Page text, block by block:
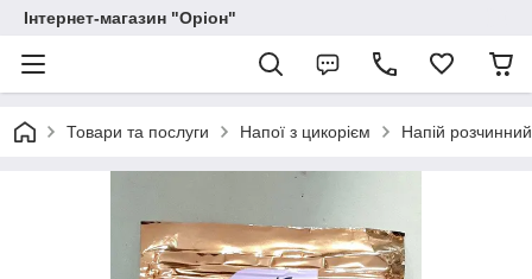
Інтернет-магазин "Оріон"
Товари та послуги Напої з цикорієм Напій